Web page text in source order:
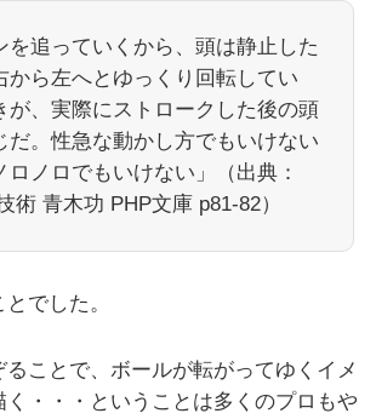
を追っていくから、頭は静止した
から左へとゆっくり回転してい
が、実際にストロークした後の頭
だ。性急な動かし方でもいけない
ロノロでもいけない」（出典：
術 青木功 PHP文庫 p81-82）
でした。
ことで、ボールが転がってゆくイメ
く・・・ということは多くのプロもや